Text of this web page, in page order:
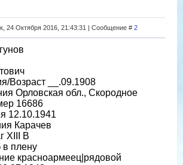
24 Октября 2016, 21:43:31 | Сообщение # 2
Возраст __.09.1908
Орловская обл., Скородное
16686
12.10.1941
Карачев
XIII B
в плену
красноармеец|рядовой